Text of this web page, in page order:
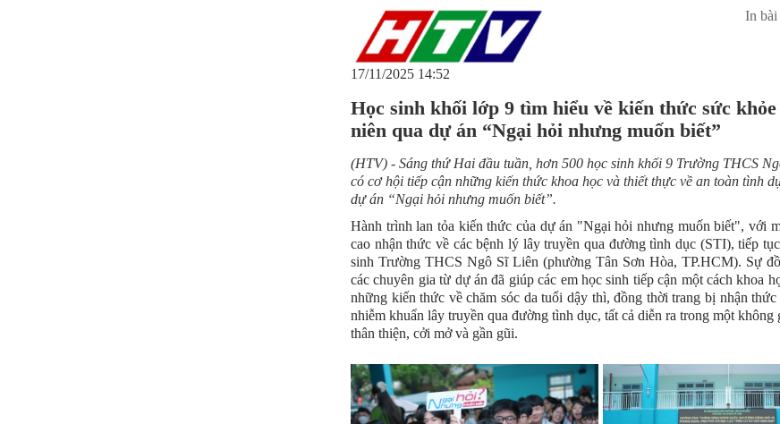
17/11/2025 14:52
In
Học sinh khối lớp 9 tìm hiểu về kiến thức sức
niên qua dự án “Ngại hỏi nhưng muốn biết”
(HTV) - Sáng thứ Hai đầu tuần, hơn 500 học sinh khối 9 Trường THCS
có cơ hội tiếp cận những kiến thức khoa học và thiết thực về an toàn tình
dự án “Ngại hỏi nhưng muốn biết”.
Hành trình lan tỏa kiến thức của dự án "Ngại hỏi nhưng muốn biết", với
cao nhận thức về các bệnh lý lây truyền qua đường tình dục (STI), tiếp
sinh Trường THCS Ngô Sĩ Liên (phường Tân Sơn Hòa, TP.HCM). Sự
các chuyên gia từ dự án đã giúp các em học sinh tiếp cận một cách khoa
những kiến thức về chăm sóc da tuổi dậy thì, đồng thời trang bị nhận thức
nhiễm khuẩn lây truyền qua đường tình dục, tất cả diễn ra trong một không
thân thiện, cởi mở và gần gũi.